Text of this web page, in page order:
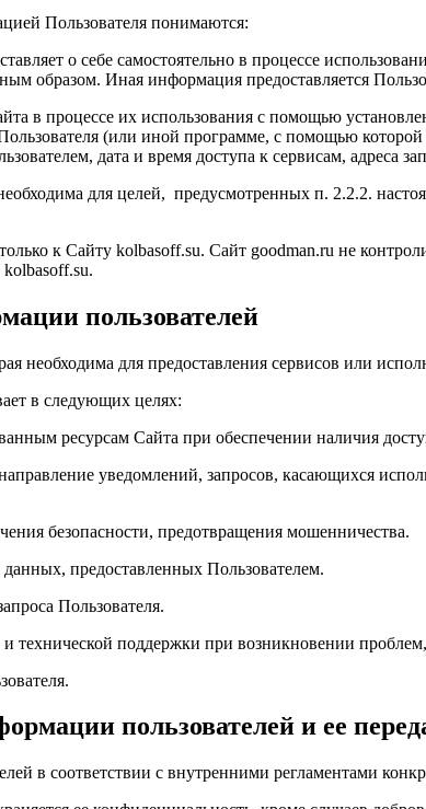
Пользователя понимаются:
о себе самостоятельно в процессе
образом. Иная информация предоставляется
в процессе их использования с помощью
(или иной программе, с помощью которой
дата и время доступа к сервисам, адреса
для целей, предусмотренных п. 2.2.2.
к Сайту kolbasoff.su. Сайт goodman.ru не
пользователей
необходима для предоставления сервисов или
в следующих целях:
ресурсам Сайта при обеспечении наличия
уведомлений, запросов, касающихся
безопасности, предотвращения мошенничества.
предоставленных Пользователем.
Пользователя.
технической поддержки при возникновении
пользователей и ее
в соответствии с внутренними регламентами